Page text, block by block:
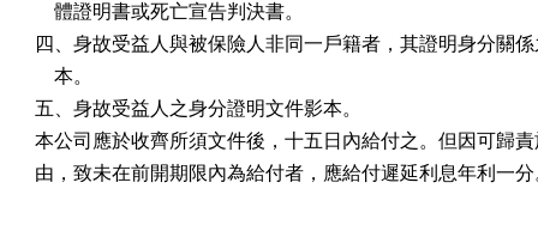
    體證明書或死亡宣告判決書。
四、身故受益人與被保險人非同一戶籍者，其證明身分關
    本。
五、身故受益人之身分證明文件影本。
本公司應於收齊所須文件後，十五日內給付之。但因可歸
由，致未在前開期限內為給付者，應給付遲延利息年利一分